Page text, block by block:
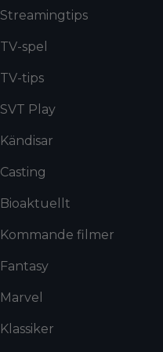
Streamingtips
TV-spel
TV-tips
SVT Play
Kändisar
Casting
Bioaktuellt
Kommande filmer
Fantasy
Marvel
Klassiker